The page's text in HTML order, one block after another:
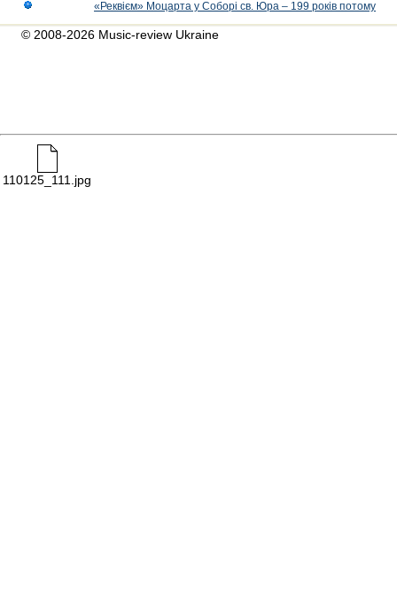
«Реквієм» Моцарта у Соборі св. Юра – 199 років потому
© 2008-2026 Music-review Ukraine
110125_111.jpg